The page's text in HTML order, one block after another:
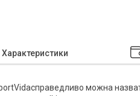
Характеристики
справедливо можна